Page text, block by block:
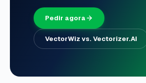
Pedir agora
VectorWiz vs. Vectorizer.AI